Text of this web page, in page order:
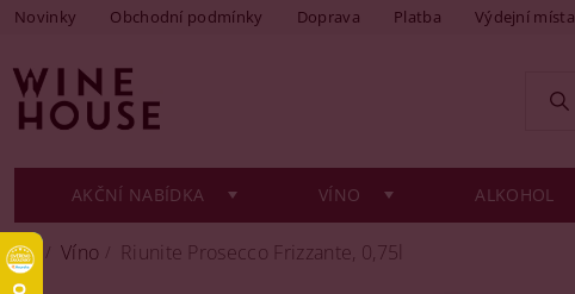
Novinky Obchodní podmínky Doprava Platba Výdejní místa
AKČNÍ NABÍDKA VÍNO ALKOHOL
Víno Riunite Prosecco Frizzante, 0,75l